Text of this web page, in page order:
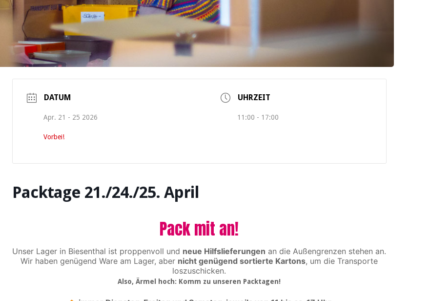
DATUM
Apr. 21 - 25 2026
Vorbei!
UHRZEIT
11:00 - 17:00
Packtage 21./24./25. April
Pack mit an!
Unser Lager in Biesenthal ist proppenvoll und neue Hilfslieferungen an die Außengrenzen stehen an.
Wir haben genügend Ware am Lager, aber nicht genügend sortierte Kartons, um die Transporte
loszuschicken.
Also, Ärmel hoch: Komm zu unseren Packtagen!